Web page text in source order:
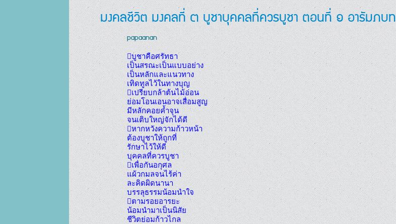
มงคลชีวิต มงคลที่ ๓ บูชาบุคคลที่ควรบูชา ตอนที่ ๑ อารัมภบท
papaanan
บูชาคือศรัทธา
เป็นสรณะเป็นแบบอย่าง
เป็นหลักและแนวทาง
เทิดทูลไว้ในทางบุญ
เปรียบกล้าต้นไม้อ่อน
ย่อมโอนเอนอาจเสื่อมสูญ
มีหลักคอยค้ำจุน
จนเติบใหญ่จักได้ดี
หากหวังความก้าวหน้า
ต้องบูชาให้ถูกที่
รักษาไว้ให้ดี
บุคคลที่ควรบูชา
เพื่อกันอกุศล
แผ้วกมลจนไร้ค่า
ละคิดผิดนานา
บรรลุธรรมน้อมนำใจ
ตามรอยอารยะ
น้อมนำมาเป็นนิสัย
ชีวิตย่อมก้าวไกล